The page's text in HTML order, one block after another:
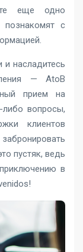
еще одно
с
и насладитесь
— AtoB
прием на
вопросы,
клиентов
пустяк, ведь
в